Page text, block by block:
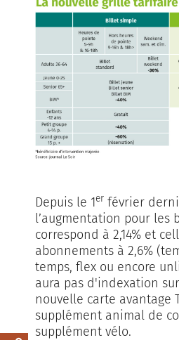
Depuis le 1er février
l’augmentation pour les
correspond à 2,14% et
abonnements à 2,6%
temps, flex ou encore
aura pas d'indexation
nouvelle carte avantage
supplément animal de
supplément vélo.